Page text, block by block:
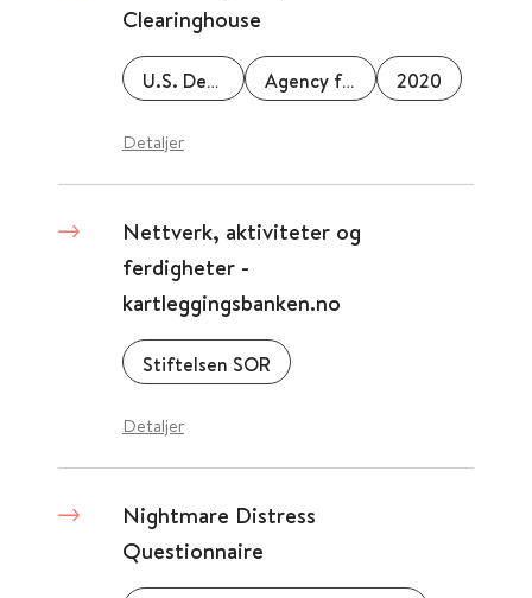
Clearinghouse
U.S. Department of Health and Human Services Agency for Healthcare Research and Quality (AHRQ) 2020
Detaljer
Nettverk, aktiviteter og
ferdigheter -
kartleggingsbanken.no
Stiftelsen SOR
Detaljer
Nightmare Distress
Questionnaire